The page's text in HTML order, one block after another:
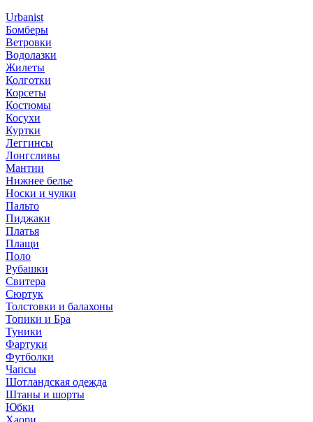
Urbanist
Бомберы
Ветровки
Водолазки
Жилеты
Колготки
Корсеты
Костюмы
Косухи
Куртки
Леггинсы
Лонгсливы
Мантии
Нижнее белье
Носки и чулки
Пальто
Пиджаки
Платья
Плащи
Поло
Рубашки
Свитера
Сюртук
Толстовки и балахоны
Топики и Бра
Туники
Фартуки
Футболки
Чапсы
Шотландская одежда
Штаны и шорты
Юбки
Хаори